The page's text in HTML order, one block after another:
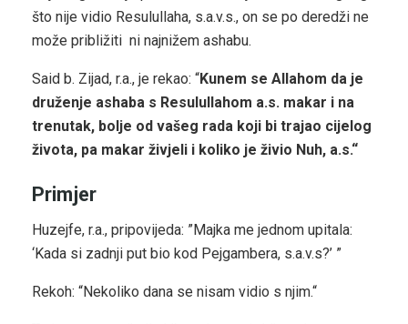
što nije vidio Resulullaha, s.a.v.s., on se po deredži ne
može približiti ni najnižem ashabu.
Said b. Zijad, r.a., je rekao: “Kunem se Allahom da je
druženje ashaba s Resulullahom a.s. makar i na
trenutak, bolje od vašeg rada koji bi trajao cijelog
života, pa makar živjeli i koliko je živio Nuh, a.s.“
Primjer
Huzejfe, r.a., pripovijeda: ”Majka me jednom upitala:
‘Kada si zadnji put bio kod Pejgambera, s.a.v.s?’ ”
Rekoh: “Nekoliko dana se nisam vidio s njim.“